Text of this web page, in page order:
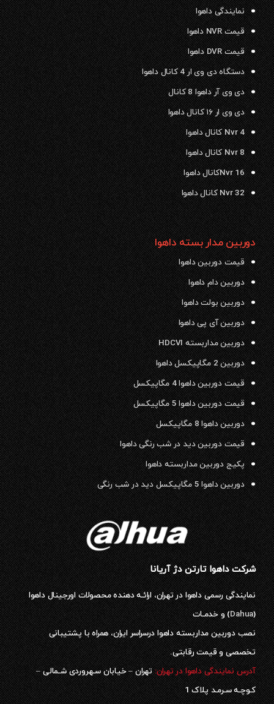
نمایندگی داهوا
قیمت NVR داهوا
قیمت DVR داهوا
دستگاه دی وی ار 4 کانال داهوا
دی وی آر داهوا 8 کانال
دی وی ار ۱۶ کانال داهوا
Nvr 4 کانال داهوا
Nvr 8 کانال داهوا
Nvr 16کانال داهوا
Nvr 32 کانال داهوا
دوربین مدار بسته داهوا
قیمت دوربین داهوا
دوربین دام داهوا
دوربین بولت داهوا
دوربین آی پی داهوا
دوربین مداربسته HDCVI
دوربین 2 مگاپیکسل داهوا
قیمت دوربین داهوا 4 مگاپیکسل
قیمت دوربین داهوا 5 مگاپیکسل
دوربین داهوا 8 مگاپیکسل
قیمت دوربین دید در شب رنگی داهوا
پکیج دوربین مداربسته داهوا
دوربین داهوا 5 مگاپیکسل دید در شب رنگی
شرکت داهوا تارتن دژ آریانا
نمایندگی رسمی داهوا در تهران، ارائـه دهنده محصولات اورجینال داهوا
(
Dahua) و خدمـات
نصب دوربین مداربسته داهوا درسراسر ایران، همراه با پشتیبانی
تخصصی و قیمت رقابتی.
آدرس نمایندگی داهوا در تهران:تهران – خیابان سـهروردی شـمالی –
کـوچـه سـرمـد پلاک 1